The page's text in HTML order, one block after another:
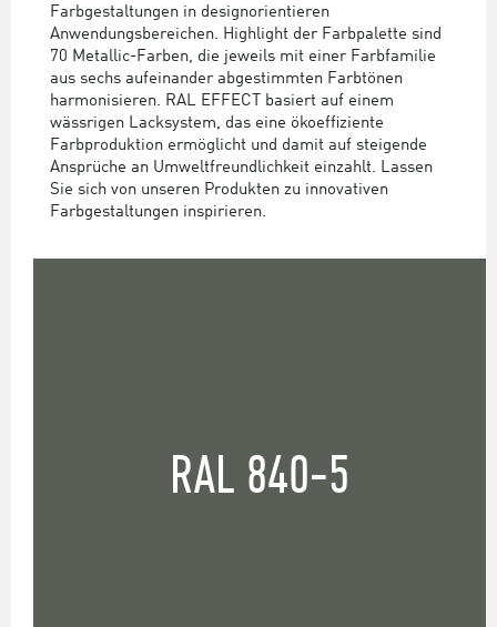
Farbgestaltungen in designorientieren
Anwendungsbereichen. Highlight der Farbpalette sind
70 Metallic-Farben, die jeweils mit einer Farbfamilie
aus sechs aufeinander abgestimmten Farbtönen
harmonisieren. RAL EFFECT basiert auf einem
wässrigen Lacksystem, das eine ökoeffiziente
Farbproduktion ermöglicht und damit auf steigende
Ansprüche an Umweltfreundlichkeit einzahlt. Lassen
Sie sich von unseren Produkten zu innovativen
Farbgestaltungen inspirieren.
RAL 840-5